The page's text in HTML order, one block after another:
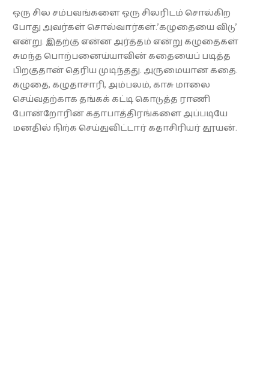
ஒரு சில சம்பவங்களை ஒரு சிலரிடம் சொல்கிற
போது அவர்கள் சொல்வார்கள்.’கழுதையை விடு’
என்று. இதற்கு என்ன அர்த்தம் என்று கழுதைகள்
சுமந்த பொற்பனைய்யாவின் கதையைப் படித்த
பிறகுதான் தெரிய முடிந்தது. அருமையான கதை.
கழுதை, கழுதாசாரி, அம்பலம், காசு மாலை
செய்வதற்காக தங்கக் கட்டி கொடுத்த ராணி
போன்றோரின் கதாபாத்திரங்களை அப்படியே
மனதில் நிற்க செய்துவிட்டார் கதாசிரியர் தூயன்.